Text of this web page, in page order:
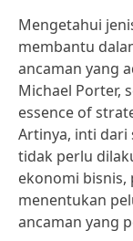
Mengetahui
membantu
ancaman yang
Michael Porter,
essence of
Artinya, inti dari
tidak perlu
ekonomi bisnis,
menentukan
ancaman yang